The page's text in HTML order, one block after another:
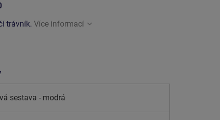
trávník. Více informací
sestava - modrá